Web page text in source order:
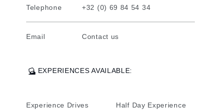
Telephone +32 (0) 69 84 54 34
Email Contact us
EXPERIENCES AVAILABLE:
Experience Drives Half Day Experience